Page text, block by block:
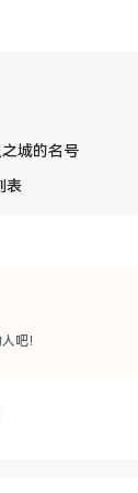
城的名号
表
吧！